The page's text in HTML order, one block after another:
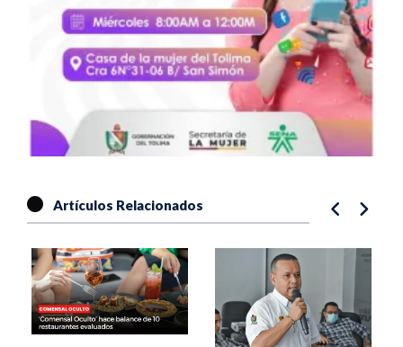
Artículos Relacionados